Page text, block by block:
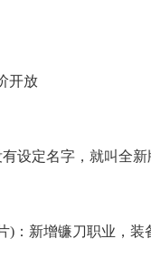
开放
定名字，就叫全新
新增镰刀职业，装